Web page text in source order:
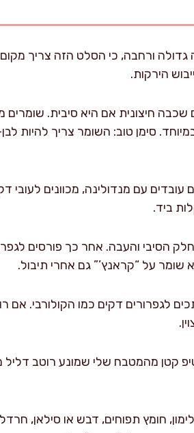
ורחבה, כי הסלט הזה צריך
הירקות.
(כ-0.5 ס"מ) ומסירים שכבה חיצונית אם היא סיבית.
סימן טוב: השומר צריך להיות
בעובי 1–2 מ"מ. אם עובדים עם מנדולינה, מכוונים
ביד.
הסיבי והעבה. אחר כך פורסים
לגפרורים דקים כמו הקולורבי. אם
קטן מהמטבח שלי שמונע רוטב דליל
חומץ תפוחים, דבש או סילאן, חרדל